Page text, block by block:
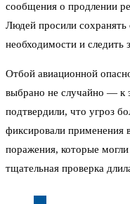
сообщения о продлении
Людей просили сохранять
необходимости и следить
Отбой авиационной
выбрано не случайно — к
подтвердили, что угроз
фиксировали применения
поражения, которые
тщательная проверка